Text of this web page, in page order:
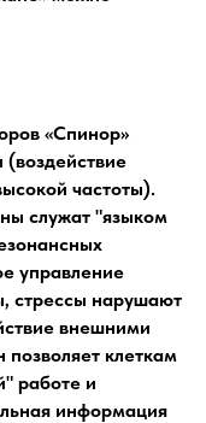
«Спинор»
частоты).
служат "языком
управление
стрессы нарушают
внешними
позволяет клеткам
работе и
информация